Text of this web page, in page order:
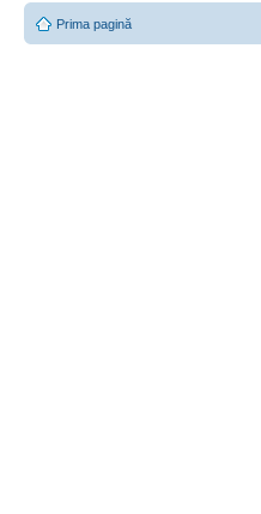
Prima pagină